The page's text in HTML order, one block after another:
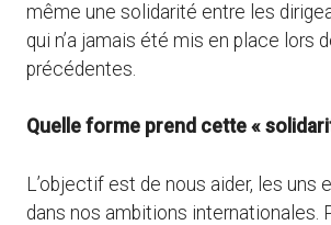
même une solidarité entre les
qui n’a jamais été mis en place lors
précédentes.
Quelle forme prend cette «
L’objectif est de nous aider, les uns
dans nos ambitions internationales.